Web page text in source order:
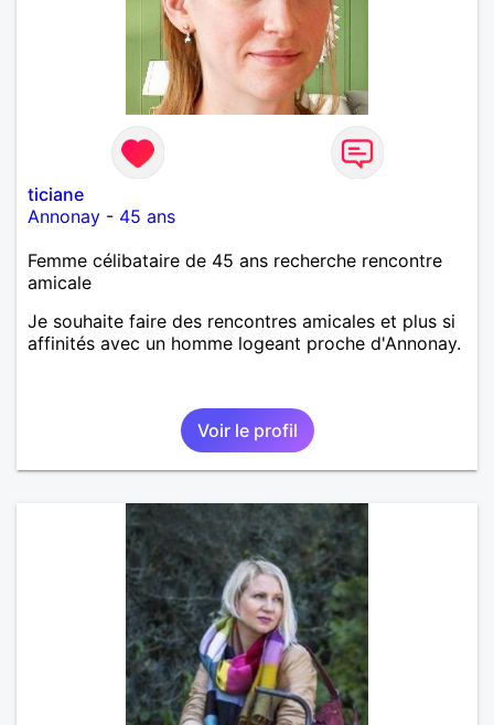
ticiane
Annonay - 45 ans
Femme célibataire de 45 ans recherche rencontre
amicale
Je souhaite faire des rencontres amicales et plus si
affinités avec un homme logeant proche d'Annonay.
Voir le profil